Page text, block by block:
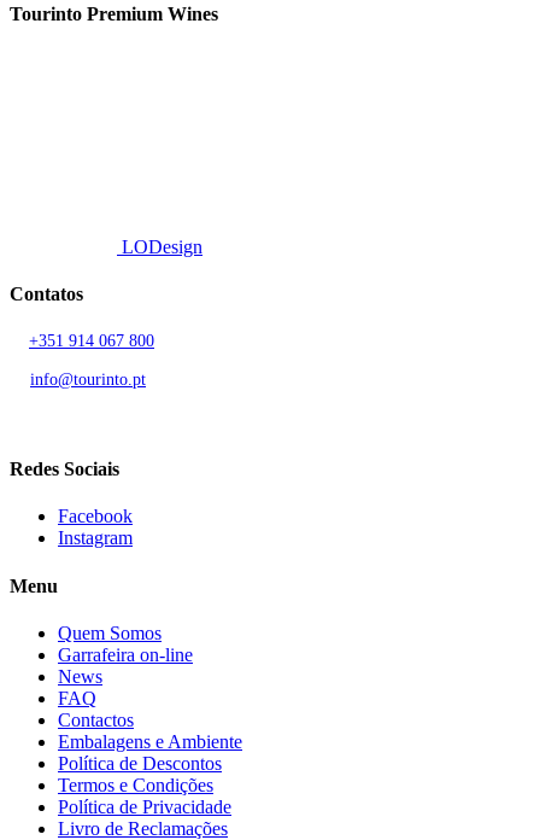
Tourinto Premium Wines
LODesign
Contatos
+351 914 067 800
info@tourinto.pt
Redes Sociais
Facebook
Instagram
Menu
Quem Somos
Garrafeira on-line
News
FAQ
Contactos
Embalagens e Ambiente
Política de Descontos
Termos e Condições
Política de Privacidade
Livro de Reclamações